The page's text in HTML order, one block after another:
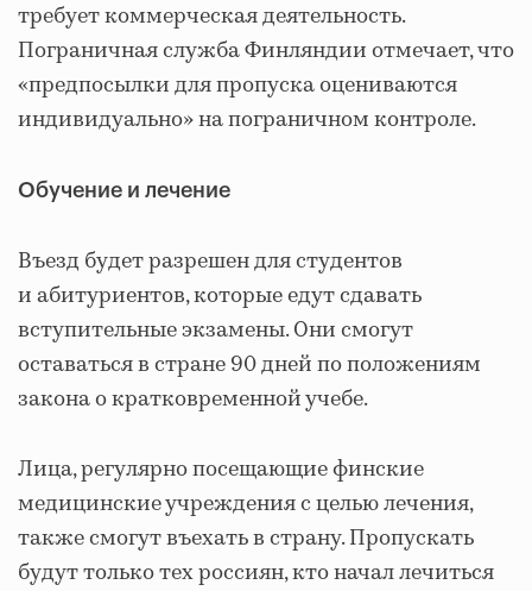
требует коммерческая деятельность.
Пограничная служба Финляндии отмечает, что
«предпосылки для пропуска оцениваются
индивидуально» на пограничном контроле.
Обучение и лечение
Въезд будет разрешен для студентов
и абитуриентов, которые едут сдавать
вступительные экзамены. Они смогут
оставаться в стране 90 дней по положениям
закона о кратковременной учебе.
Лица, регулярно посещающие финские
медицинские учреждения с целью лечения,
также смогут въехать в страну. Пропускать
будут только тех россиян, кто начал лечиться